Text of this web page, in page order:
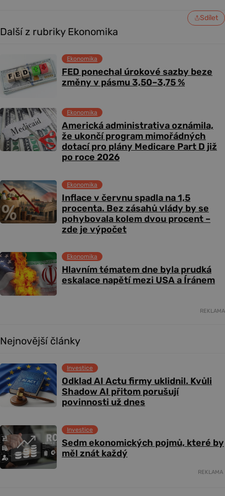
Sdílet
Další z rubriky Ekonomika
FED ponechal úrokové sazby beze
změny v pásmu 3,50–3,75 %
Ekonomika
Americká administrativa oznámila,
že ukončí program mimořádných
dotací pro plány Medicare Part D již
po roce 2026
Ekonomika
Inflace v červnu spadla na 1,5
procenta. Bez zásahů vlády by se
pohybovala kolem dvou procent –
zde je výpočet
Ekonomika
Hlavním tématem dne byla prudká
eskalace napětí mezi USA a Íránem
Ekonomika
REKLAMA
Nejnovější články
Odklad AI Actu firmy uklidnil. Kvůli
Shadow AI přitom porušují
povinnosti už dnes
Investice
Sedm ekonomických pojmů, které by
měl znát každý
Investice
REKLAMA